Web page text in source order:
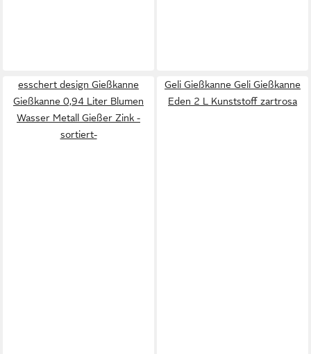
esschert design Gießkanne
Gießkanne 0,94 Liter Blumen
Wasser Metall Gießer Zink -
sortiert-
Geli Gießkanne Geli Gießkanne
Eden 2 L Kunststoff zartrosa